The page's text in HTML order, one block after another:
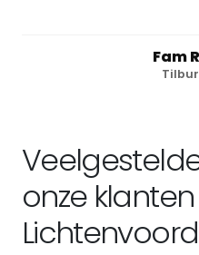
Fam
onze